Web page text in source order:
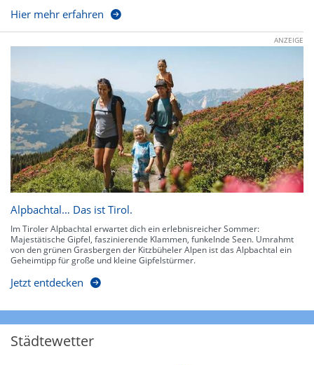
Hier mehr erfahren
ANZEIGE
Alpbachtal… Das ist Tirol.
Im Tiroler Alpbachtal erwartet dich ein erlebnisreicher Sommer:
Majestätische Gipfel, faszinierende Klammen, funkelnde Seen. Umrahmt
von den grünen Grasbergen der Kitzbüheler Alpen ist das Alpbachtal ein
Geheimtipp für große und kleine Gipfelstürmer.
Jetzt entdecken
Städtewetter